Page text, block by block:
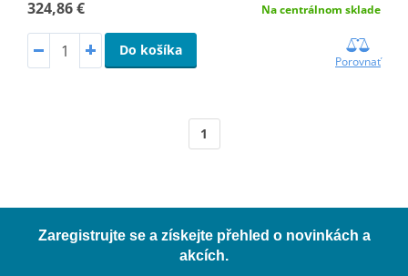
324,86 € Na centrálnom sklade
Do košíka
Porovnať
1
Zaregistrujte se a získejte přehled o novinkách a
akcích.